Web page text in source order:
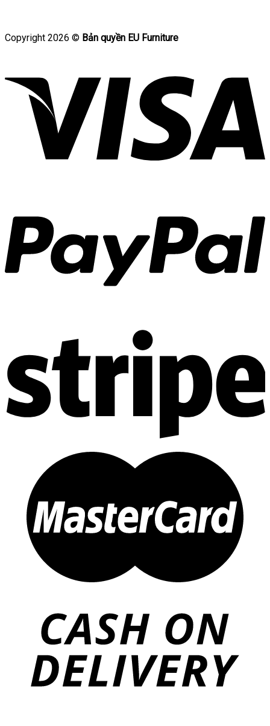
Copyright 2026 © Bản quyền EU Furniture